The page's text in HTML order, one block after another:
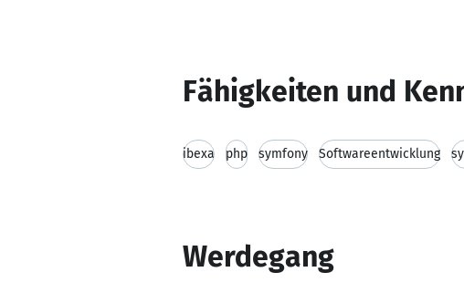
Fähigkeiten und
ibexa php symfony Softwareentwicklung
Werdegang